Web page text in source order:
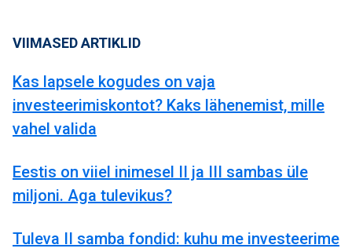
VIIMASED ARTIKLID
Kas lapsele kogudes on vaja
investeerimiskontot? Kaks lähenemist, mille
vahel valida
Eestis on viiel inimesel II ja III sambas üle
miljoni. Aga tulevikus?
Tuleva II samba fondid: kuhu me investeerime